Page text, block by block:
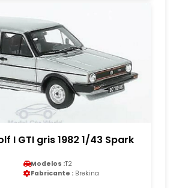
I GTI gris 1982 1/43 Spark
Modelos :T2
Fabricante : Brekina